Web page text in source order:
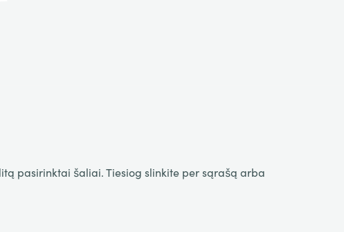
pasirinktai šaliai. Tiesiog slinkite per sąrašą arba